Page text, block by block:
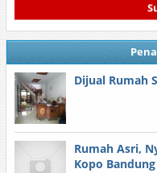
Dijual Rumah
Rumah Asri,
Kopo Bandung